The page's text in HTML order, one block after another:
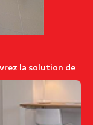
la solution de